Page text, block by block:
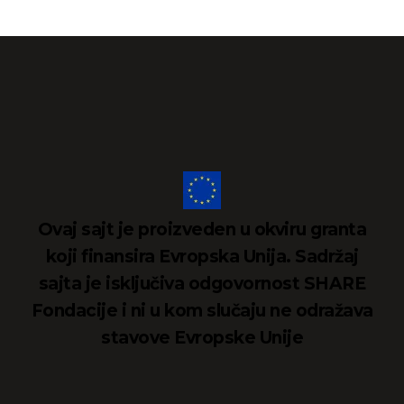
Ovaj sajt je proizveden u okviru granta
koji finansira Evropska Unija. Sadržaj
sajta je isključiva odgovornost SHARE
Fondacije i ni u kom slučaju ne odražava
stavove Evropske Unije